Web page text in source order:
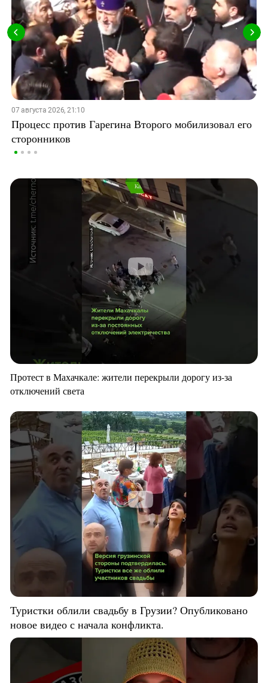
07 августа 2026, 21:10
Процесс против Гарегина Второго мобилизовал его
сторонников
Протест в Махачкале: жители перекрыли дорогу из-за
отключений света
Туристки облили свадьбу в Грузии? Опубликовано
новое видео с начала конфликта.